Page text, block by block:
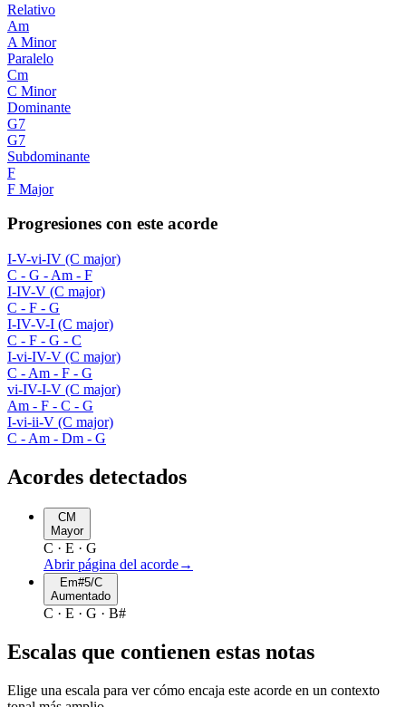
Relativo
Am
A Minor
Paralelo
Cm
C Minor
Dominante
G7
G7
Subdominante
F
F Major
Progresiones con este acorde
I-V-vi-IV (C major)
C - G - Am - F
I-IV-V (C major)
C - F - G
I-IV-V-I (C major)
C - F - G - C
I-vi-IV-V (C major)
C - Am - F - G
vi-IV-I-V (C major)
Am - F - C - G
I-vi-ii-V (C major)
C - Am - Dm - G
Acordes detectados
CM
Mayor
C · E · G
Abrir página del acorde→
Em#5/C
Aumentado
C · E · G · B#
Escalas que contienen estas notas
Elige una escala para ver cómo encaja este acorde en un contexto